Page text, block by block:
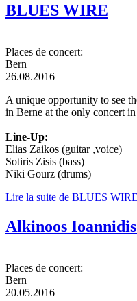
BLUES WIRE
Places de concert:
Bern
26.08.2016
A unique opportunity to see
in Berne at the only concert
Line-Up:
Elias Zaikos (guitar ,voice)
Sotiris Zisis (bass)
Niki Gourz (drums)
Lire la suite de BLUES WIRE
Alkinoos
Places de concert:
Bern
20.05.2016